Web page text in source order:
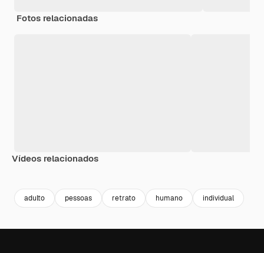
Fotos relacionadas
Vídeos relacionados
adulto pessoas retrato humano individual